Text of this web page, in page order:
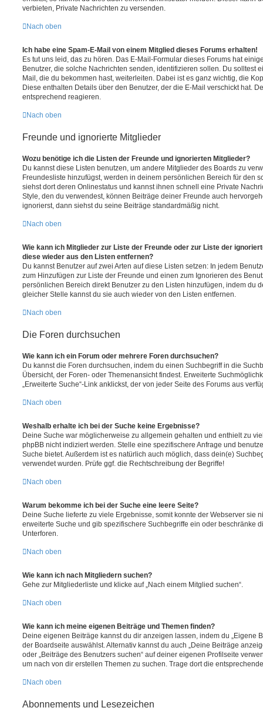
verbieten, Private Nachrichten zu versenden.
Nach oben
Ich habe eine Spam-E-Mail von einem Mitglied dieses Forums erhalten!
Es tut uns leid, das zu hören. Das E-Mail-Formular dieses Forums hat
Benutzer, die solche Nachrichten senden, identifizieren sollen. Du solltest
Mail, die du bekommen hast, weiterleiten. Dabei ist es ganz wichtig, die
Diese enthalten Details über den Benutzer, der die E-Mail verschickt hat.
entsprechend reagieren.
Nach oben
Freunde und ignorierte Mitglieder
Wozu benötige ich die Listen der Freunde und ignorierten Mitglieder?
Du kannst diese Listen benutzen, um andere Mitglieder des Boards zu
Freundesliste hinzufügst, werden in deinem persönlichen Bereich für den
siehst dort deren Onlinestatus und kannst ihnen schnell eine Private
Style, den du verwendest, können Beiträge deiner Freunde auch
ignorierst, dann siehst du seine Beiträge standardmäßig nicht.
Nach oben
Wie kann ich Mitglieder zur Liste der Freunde oder zur Liste der
diese wieder aus den Listen entfernen?
Du kannst Benutzer auf zwei Arten auf diese Listen setzen: In jedem
zum Hinzufügen zur Liste der Freunde und einen zum Ignorieren des
persönlichen Bereich direkt Benutzer zu den Listen hinzufügen, indem du
gleicher Stelle kannst du sie auch wieder von den Listen entfernen.
Nach oben
Die Foren durchsuchen
Wie kann ich ein Forum oder mehrere Foren durchsuchen?
Du kannst die Foren durchsuchen, indem du einen Suchbegriff in die
Übersicht, der Foren- oder Themenansicht findest. Erweiterte
„Erweiterte Suche“-Link anklickst, der von jeder Seite des Forums aus
Nach oben
Weshalb erhalte ich bei der Suche keine Ergebnisse?
Deine Suche war möglicherweise zu allgemein gehalten und enthielt zu
phpBB nicht indiziert werden. Stelle eine spezifischere Anfrage und
Suche bietet. Außerdem ist es natürlich auch möglich, dass dein(e)
verwendet wurden. Prüfe ggf. die Rechtschreibung der Begriffe!
Nach oben
Warum bekomme ich bei der Suche eine leere Seite?
Deine Suche lieferte zu viele Ergebnisse, somit konnte der Webserver sie
erweiterte Suche und gib spezifischere Suchbegriffe ein oder beschränke
Unterforen.
Nach oben
Wie kann ich nach Mitgliedern suchen?
Gehe zur Mitgliederliste und klicke auf „Nach einem Mitglied suchen“.
Nach oben
Wie kann ich meine eigenen Beiträge und Themen finden?
Deine eigenen Beiträge kannst du dir anzeigen lassen, indem du „Eigene
der Boardseite auswählst. Alternativ kannst du auch „Deine Beiträge
oder „Beiträge des Benutzers suchen“ auf deiner eigenen Profilseite
um nach von dir erstellen Themen zu suchen. Trage dort die
Nach oben
Abonnements und Lesezeichen